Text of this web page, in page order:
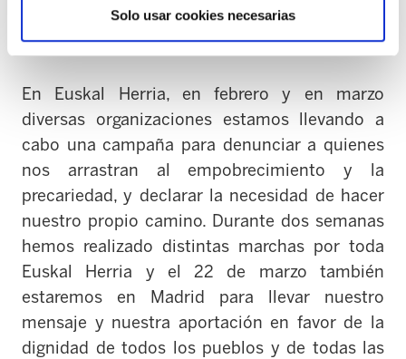
Solo usar cookies necesarias
estructuras políticas y económicas al servicio
del capital.
En Euskal Herria, en febrero y en marzo
diversas organizaciones estamos llevando a
cabo una campaña para denunciar a quienes
nos arrastran al empobrecimiento y la
precariedad, y declarar la necesidad de hacer
nuestro propio camino. Durante dos semanas
hemos realizado distintas marchas por toda
Euskal Herria y el22 de marzo también
estaremos en Madrid para llevar nuestro
mensaje y nuestra aportación en favor de la
dignidad de todos los pueblos y de todas las